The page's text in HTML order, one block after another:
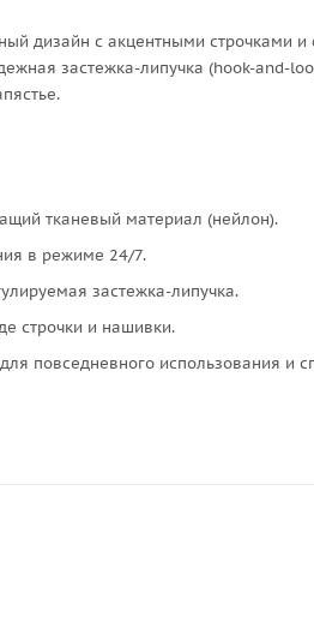
дизайн с акцентными строчками
застежка-липучка (hook-and-
тканевый материал (нейлон).
в режиме 24/7.
застежка-липучка.
строчки и нашивки.
повседневного использования и